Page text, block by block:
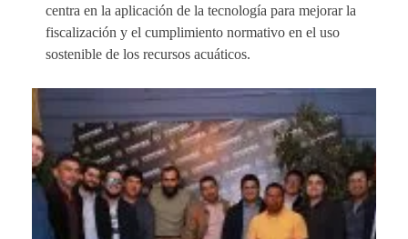
centra en la aplicación de la tecnología para mejorar la
fiscalización y el cumplimiento normativo en el uso
sostenible de los recursos acuáticos.